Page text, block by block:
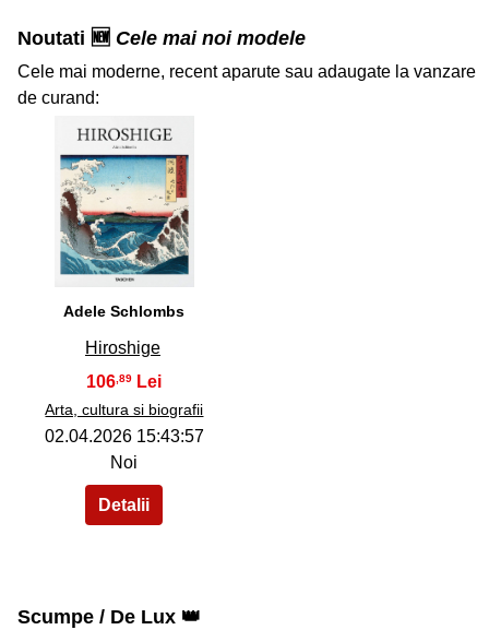
Noutati 🆕 Cele mai noi modele
Cele mai moderne, recent aparute sau adaugate la vanzare
de curand:
32
Adele Schlombs
Hiroshige
106,89
Arta, cultura si biografii
02.04.2026 15:43:57
Noi
Scumpe / De Lux 👑